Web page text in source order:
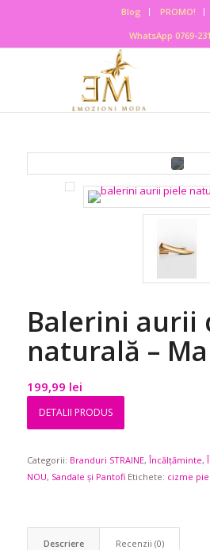
Blog PROMO!
WhatsApp 0769-
Balerini aurii
naturală –
199,99 lei
DETALII PRODUS
Categorii: Branduri STRAINE,Încălțăminte,
NOU, Sandale și Pantofi Etichete: cizme
Descriere Recenzii (0)